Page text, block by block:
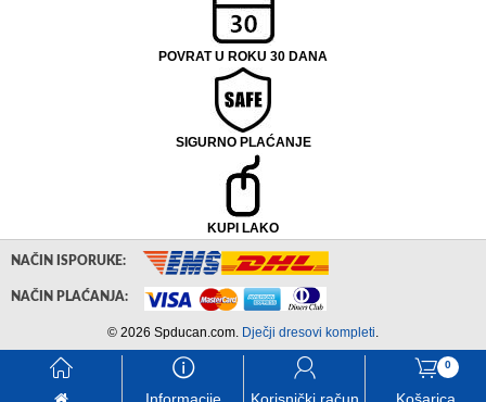
POVRAT U ROKU 30 DANA
SIGURNO PLAĆANJE
KUPI LAKO
󰃱 󰈢 󰃳 0
󰃦
NAČIN ISPORUKE:
NAČIN PLAĆANJA:
© 2026 Spducan.com. Dječji dresovi kompleti.